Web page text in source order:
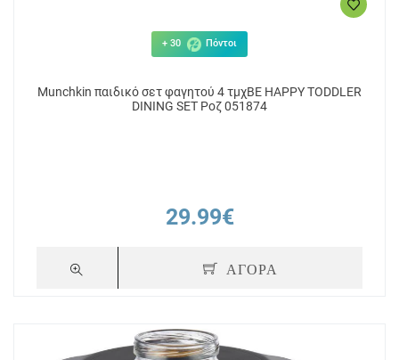
+ 30 Πόντοι
Munchkin παιδικό σετ φαγητού 4 τμχBE HAPPY TODDLER
DINING SET Ροζ 051874
29.99€
ΑΓΟΡΑ